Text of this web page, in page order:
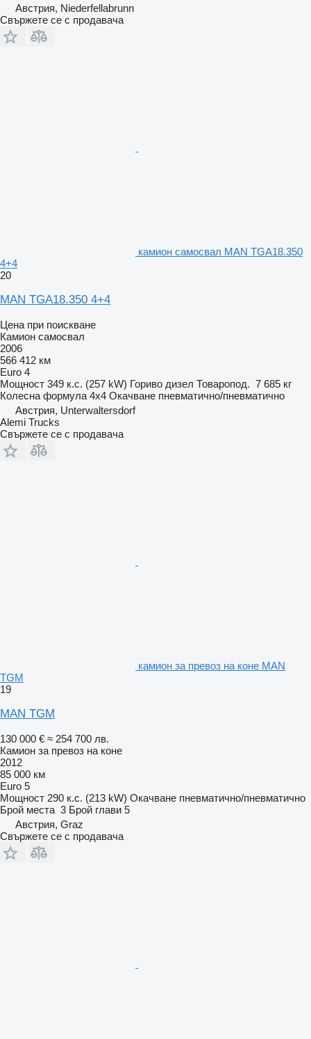
Австрия, Niederfellabrunn
Свържете се с продавача
камион самосвал MAN TGA18.350
4+4
20
MAN TGA18.350 4+4
Цена при поискване
Камион самосвал
2006
566 412 км
Euro 4
Мощност 349 к.с. (257 kW) Гориво дизел Товаропод. 7 685 кг
Колесна формула 4x4 Окачване пневматично/пневматично
Австрия, Unterwaltersdorf
Alemi Trucks
Свържете се с продавача
камион за превоз на коне MAN
TGM
19
MAN TGM
130 000 € ≈ 254 700 лв.
Камион за превоз на коне
2012
85 000 км
Euro 5
Мощност 290 к.с. (213 kW) Окачване пневматично/пневматично
Брой места 3 Брой глави 5
Австрия, Graz
Свържете се с продавача